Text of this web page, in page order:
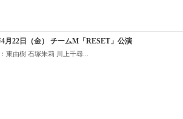
4月22日（金） チームM「RESET」公演
東由樹 石塚朱莉 川上千尋...